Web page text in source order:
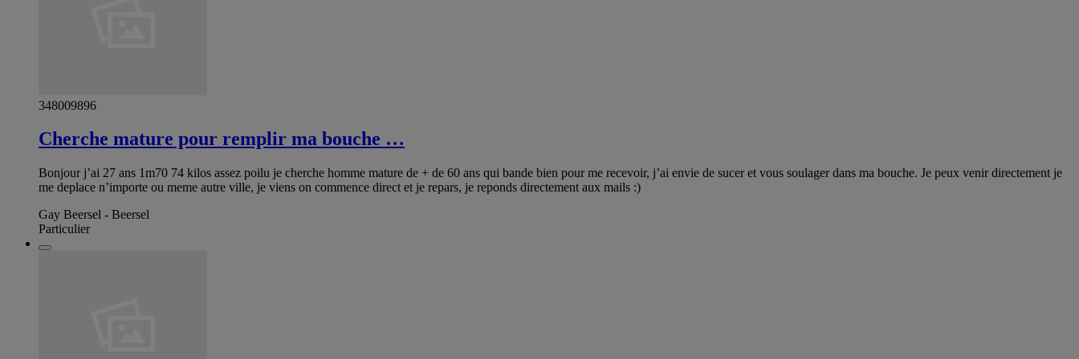
348009896
Cherche mature pour remplir ma bouche …
Bonjour j’ai 27 ans 1m70 74 kilos assez poilu je cherche homme mature de + de 60 ans qui bande bien pour me recevoir, j’ai envie de sucer et vous soulager dans ma bouche. Je peux venir directement je
me deplace n’importe ou meme autre ville, je viens on commence direct et je repars, je reponds directement aux mails :)
Gay Beersel - Beersel
Particulier